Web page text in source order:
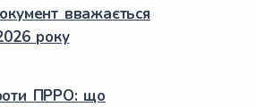
вважається
року
ПРРО: що